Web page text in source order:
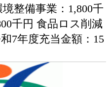
整備事業：1,800千
千円 食品ロス削減
7年度充当金額：15